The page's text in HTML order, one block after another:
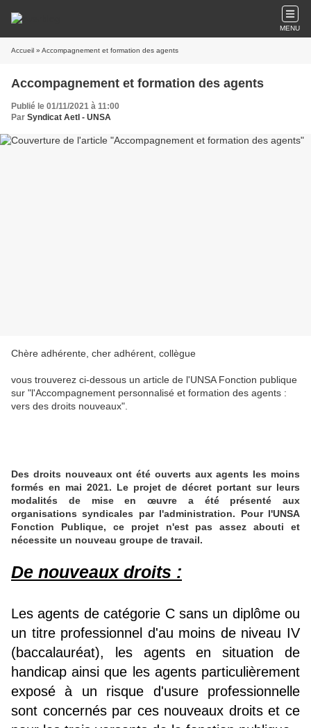
MENU
Accueil » Accompagnement et formation des agents
Accompagnement et formation des agents
Publié le 01/11/2021 à 11:00
Par Syndicat AetI - UNSA
Chère adhérente, cher adhérent, collègue
vous trouverez ci-dessous un article de l'UNSA Fonction publique
sur "l'Accompagnement personnalisé et formation des agents :
vers des droits nouveaux".
Des droits nouveaux ont été ouverts aux agents les moins
formés en mai 2021. Le projet de décret portant sur leurs
modalités de mise en œuvre a été présenté aux
organisations syndicales par l'administration. Pour l'UNSA
Fonction Publique, ce projet n'est pas assez abouti et
nécessite un nouveau groupe de travail.
De nouveaux droits :
Les agents de catégorie C sans un diplôme ou
un titre professionnel d'au moins de niveau IV
(baccalauréat), les agents en situation de
handicap ainsi que les agents particulièrement
exposé à un risque d'usure professionnelle
sont concernés par ces nouveaux droits et ce